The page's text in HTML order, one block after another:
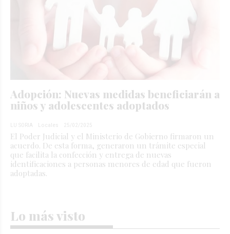
Adopción: Nuevas medidas beneficiarán a
niños y adolescentes adoptados
LU SORIA Locales 25/02/2025
El Poder Judicial y el Ministerio de Gobierno firmaron un
acuerdo. De esta forma, generaron un trámite especial
que facilita la confección y entrega de nuevas
identificaciones a personas menores de edad que fueron
adoptadas.
Lo más visto